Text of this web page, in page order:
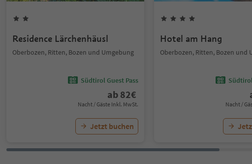
Residence Lärchenhäusl
Oberbozen, Ritten, Bozen und Umgebung
Südtirol Guest Pass
ab 82€
Nacht / Gäste Inkl. MwSt.
Jetzt buchen
Hotel am Hang
Oberbozen, Ritten, Bozen und
Nacht /